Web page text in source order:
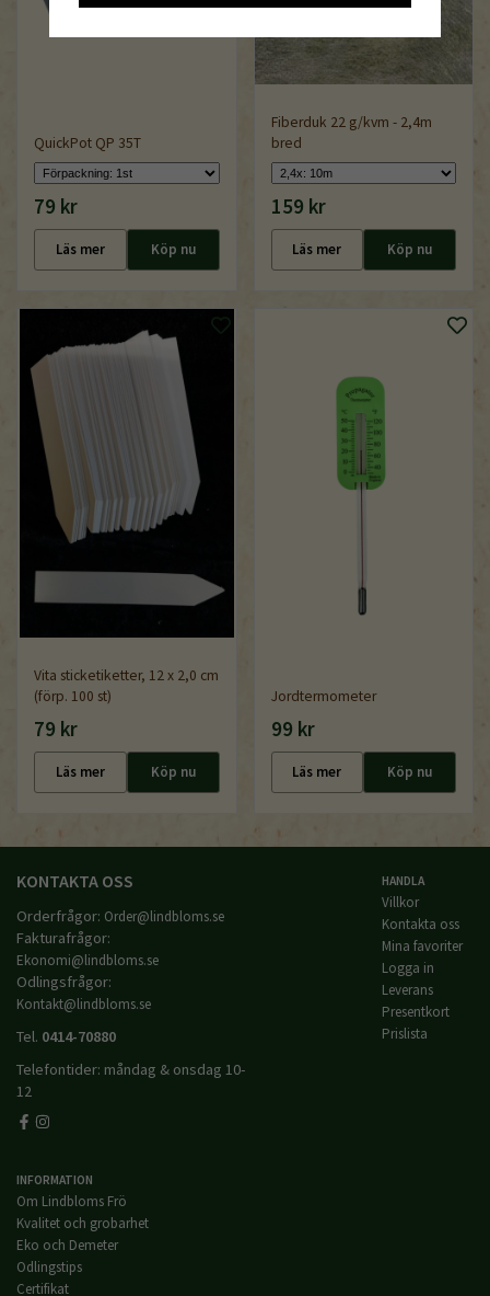
QuickPot QP 35T
79 kr
Läs mer Köp nu
Fiberduk 22 g/kvm - 2,4m
bred
159 kr
Läs mer Köp nu
Vita sticketiketter, 12 x 2,0 cm
(förp. 100 st)
79 kr
Läs mer Köp nu
Jordtermometer
99 kr
Läs mer Köp nu
KONTAKTA OSS
Orderfrågor: Order@lindbloms.se
Fakturafrågor:
Ekonomi@lindbloms.se
Odlingsfrågor:
Kontakt@lindbloms.se
Tel. 0414-70880
Telefontider: måndag & onsdag 10-
12
HANDLA
Villkor
Kontakta oss
Mina favoriter
Logga in
Leverans
Presentkort
Prislista
INFORMATION
Om Lindbloms Frö
Kvalitet och grobarhet
Eko och Demeter
Odlingstips
Certifikat